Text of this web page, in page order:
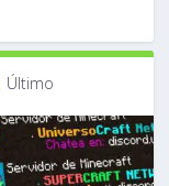
Último